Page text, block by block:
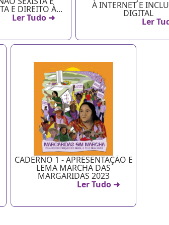
E DIREITO À...
Ler Tudo ➜
À INTERNET E
DIGITAL
Ler
CADERNO 1 - APRESENTAÇÃO E
LEMA MARCHA DAS
MARGARIDAS 2023
Ler Tudo ➜